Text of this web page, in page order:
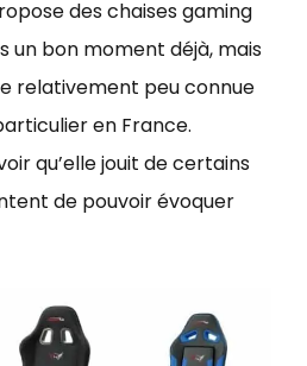
des chaises gaming
un bon moment déjà, mais
relativement peu connue
en France.
qu’elle jouit de certains
de pouvoir évoquer